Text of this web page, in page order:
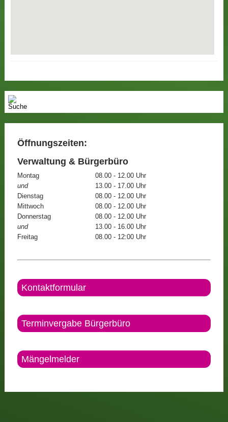
Öffnungszeiten:
Verwaltung & Bürgerbüro
Montag
08.00 - 12.00 Uhr
und
13.00 - 17.00 Uhr
Dienstag
08.00 - 12.00 Uhr
Mittwoch
08.00 - 12.00 Uhr
Donnerstag
08.00 - 12.00 Uhr
und
13.00 - 16.00 Uhr
Freitag
08.00 - 12:00 Uhr
Kontaktformular
Terminvergabe Bürgerbüro
Mängelmelder